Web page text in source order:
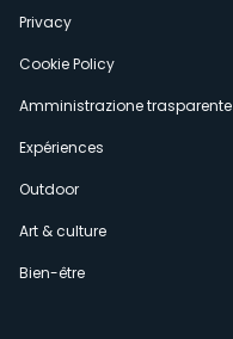
Privacy
Cookie Policy
Amministrazione trasparente
Expériences
Outdoor
Art & culture
Bien-être